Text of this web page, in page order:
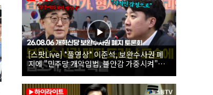
[스팟Live] *풀영상* 이준석, 보완수사권 폐
지에 "민주당 개악입법, 불안감 가중시켜"｜
26.08.06 개혁신당 보완수사권 폐지 토론회